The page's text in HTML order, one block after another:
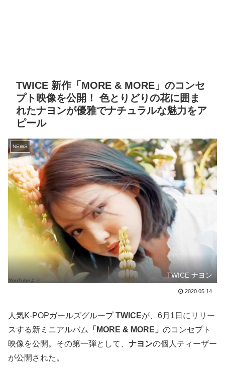
TWICE 新作「MORE & MORE」のコンセ
プト映像を公開！ 色とりどりの花に囲ま
れたナヨンが優雅でナチュラルな魅力をア
ピール
NEWS
TWICE ナヨン
2020.05.14
人気K-POPガールズグループTWICEが、6月1日にリリー
スする新ミニアルバム
「MORE & MORE」 のコンセプト
映像を公開。その第一弾として、 ナヨンの個人ティーザー
が公開された。